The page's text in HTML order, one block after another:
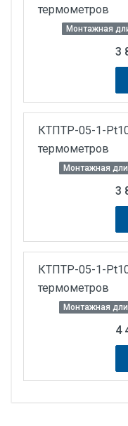
термометров
Монтажная
3
КТПТР-05-1-
термометров
Монтажная
3
КТПТР-05-1-
термометров
Монтажная
4